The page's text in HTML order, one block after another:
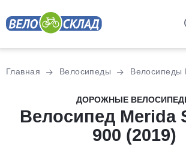
Главная Велосипеды Велосипеды
ДОРОЖНЫЕ
Велосипед Merida
900 (2019)
Разбейте
оплатуна части
без переплат